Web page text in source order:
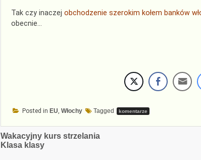
Tak czy inaczej obchodzenie szerokim kołem banków
obecnie…
Posted in EU, Włochy Tagged komentarze
Nawigacja
wpisu
Wakacyjny kurs strzelania
Klasa klasy